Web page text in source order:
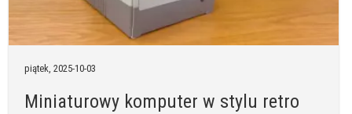
piątek,2025-10-03
Miniaturowy komputer w stylu retro